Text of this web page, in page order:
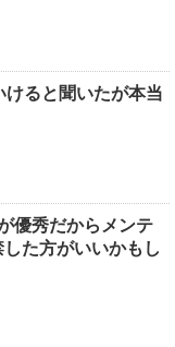
けると聞いたが本当
優秀だからメンテ
た方がいいかもし